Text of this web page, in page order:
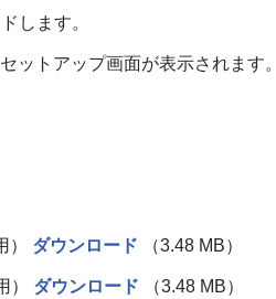
します。
ットアップ画面が表示されます。
） ダウンロード （3.48 MB）
） ダウンロード （3.48 MB）